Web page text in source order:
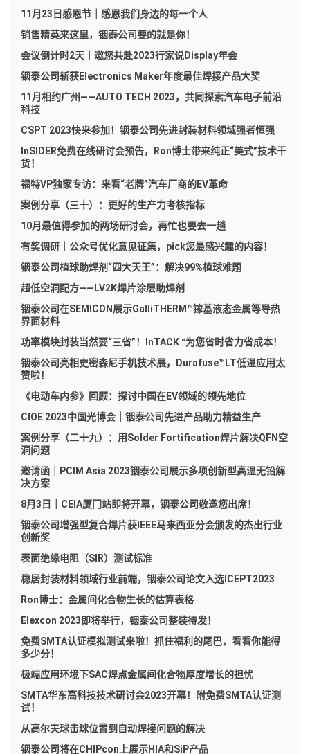
11月23日感恩节｜感恩我们身边的每一个人
销售精英来这里，铟泰公司要的就是你！
会议倒计时2天｜邀您共赴2023行家说Display年会
铟泰公司斩获Electronics Maker年度最佳焊接产品大奖
11月相约广州——AUTO TECH 2023，共同探索汽车电子前沿
科技
CSPT 2023快来参加！铟泰公司先进封装材料领域强者恒强
InSIDER免费在线研讨会预告，Ron博士带来纯正“美式”技术干
货！
福特VP独家专访：来看“老牌”汽车厂商的EV革命
案例分享（三十）：更好的生产力考核指标
10月最值得参加的两场研讨会，再忙也要去一趟
有奖调研｜公众号优化意见征集，pick您最感兴趣的内容！
铟泰公司植球助焊剂“四大天王”：解决99%植球难题
超低空洞配方——LV2K焊片涂层助焊剂
铟泰公司在SEMICON展示GalliTHERM™镓基液态金属等导热
界面材料
功率模块封装当然要“三省”！InTACK™为您省时省力省成本！
铟泰公司亮相史密森尼手机技术展，Durafuse™LT低温应用太
赞啦！
《电动车内参》回顾：探讨中国在EV领域的领先地位
CIOE 2023中国光博会｜铟泰公司先进产品助力精益生产
案例分享（二十九）：用Solder Fortification焊片解决QFN空
洞问题
邀请函｜PCIM Asia 2023铟泰公司展示多项创新型高温无铅解
决方案
8月3日｜CEIA厦门站即将开幕，铟泰公司敬邀您出席！
铟泰公司增强型复合焊片获IEEE马来西亚分会颁发的杰出行业
创新奖
表面绝缘电阻（SIR）测试标准
稳居封装材料领域行业前端，铟泰公司论文入选ICEPT2023
Ron博士：金属间化合物生长的估算表格
Elexcon 2023即将举行，铟泰公司整装待发！
免费SMTA认证模拟测试来啦！抓住福利的尾巴，看看你能得
多少分！
极端应用环境下SAC焊点金属间化合物厚度增长的担忧
SMTA华东高科技技术研讨会2023开幕！附免费SMTA认证测
试！
从高尔夫球击球位置到自动焊接问题的解决
铟泰公司将在CHIPcon上展示HIA和SiP产品